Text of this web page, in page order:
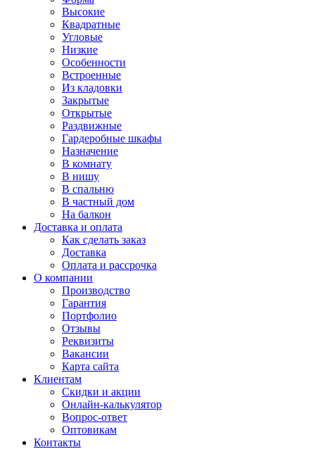
Высокие
Квадратные
Угловые
Низкие
Особенности
Встроенные
Из кладовки
Закрытые
Открытые
Раздвижные
Гардеробные шкафы
Назначение
В комнату
В нишу
В спальню
В частный дом
На балкон
Доставка и оплата
Как сделать заказ
Доставка
Оплата и рассрочка
О компании
Производство
Гарантия
Портфолио
Отзывы
Реквизиты
Вакансии
Карта сайта
Клиентам
Скидки и акции
Онлайн-калькулятор
Вопрос-ответ
Оптовикам
Контакты